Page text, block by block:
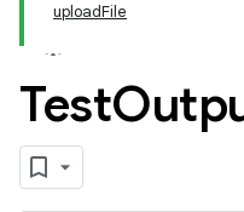
uploadFile
Test